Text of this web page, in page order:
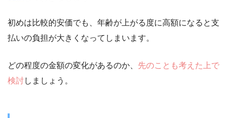
初めは比較的安価でも、年齢が上がる度に高額になると支
払いの負担が大きくなってしまいます。
どの程度の金額の変化があるのか、 先のことも考えた上で
検討しましょう。